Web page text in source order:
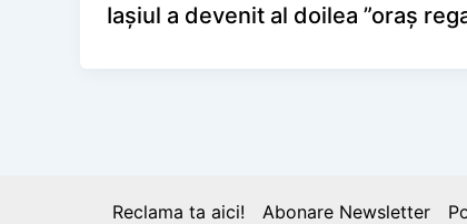
Iaşiul a devenit al doilea ”oraş
Reclama ta aici! Abonare Newsletter